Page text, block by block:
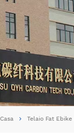
Casa Telaio Fat